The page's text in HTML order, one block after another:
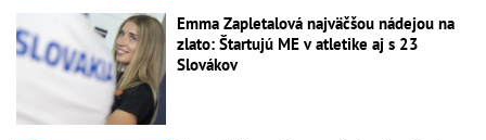
Emma Zapletalová najväčšou nádejou na
zlato: Štartujú ME v atletike aj s 23
Slovákov